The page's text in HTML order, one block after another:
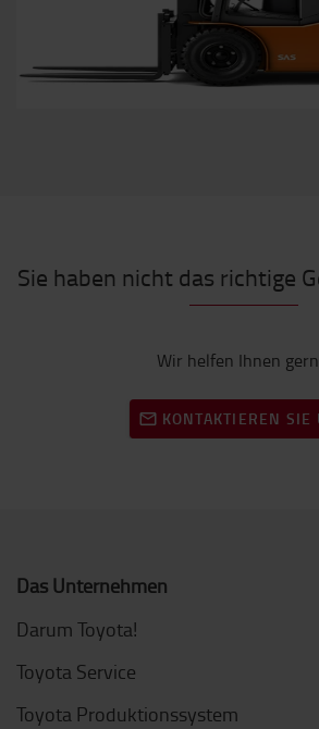
Sie haben nicht das richtige
Wir helfen Ihnen
KONTAKTIEREN SIE
Das Unternehmen
Darum Toyota!
Toyota Service
Toyota Produktionssystem